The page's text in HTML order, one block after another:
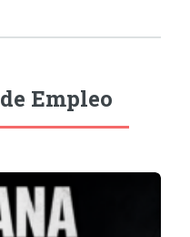
Empleo